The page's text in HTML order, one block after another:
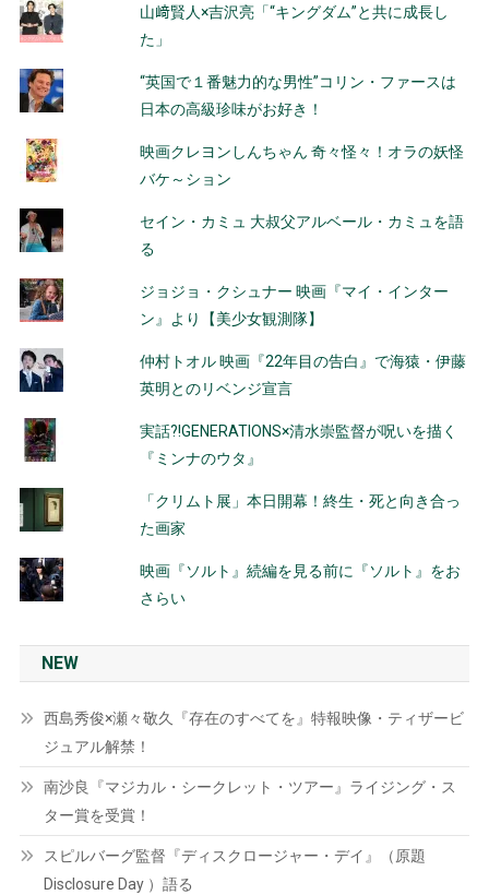
山﨑賢人×吉沢亮「“キングダム”と共に成長し
た」
“英国で１番魅力的な男性”コリン・ファースは
日本の高級珍味がお好き！
映画クレヨンしんちゃん 奇々怪々！オラの妖怪
バケ～ション
セイン・カミュ 大叔父アルベール・カミュを語
る
ジョジョ・クシュナー 映画『マイ・インター
ン』より【美少女観測隊】
仲村トオル 映画『22年目の告白』で海猿・伊藤
英明とのリベンジ宣言
実話?!GENERATIONS×清水崇監督が呪いを描く
『ミンナのウタ』
「クリムト展」本日開幕！終生・死と向き合っ
た画家
映画『ソルト』続編を見る前に『ソルト』をお
さらい
NEW
西島秀俊×瀬々敬久『存在のすべてを』特報映像・ティザービ
ジュアル解禁！
南沙良『マジカル・シークレット・ツアー』ライジング・ス
ター賞を受賞！
スピルバーグ監督『ディスクロージャー・デイ』（原題
Disclosure Day ）語る